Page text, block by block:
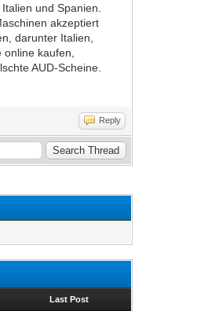
und Spanien.
akzeptiert
darunter Italien,
kaufen,
AUD-Scheine.
Reply
Last Post